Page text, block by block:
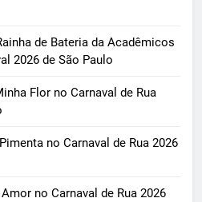
de Bateria da Acadêmicos
2026 de São Paulo
Flor no Carnaval de Rua
no Carnaval de Rua 2026
no Carnaval de Rua 2026